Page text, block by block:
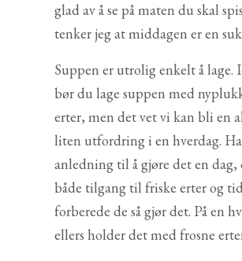
glad av å se på maten du skal
tenker jeg at middagen er en
Suppen er utrolig enkelt å lage.
bør du lage suppen med
erter, men det vet vi kan bli en
liten utfordring i en hverdag.
anledning til å gjøre det en dag,
både tilgang til friske erter og
forberede de så gjør det. På en
ellers holder det med frosne